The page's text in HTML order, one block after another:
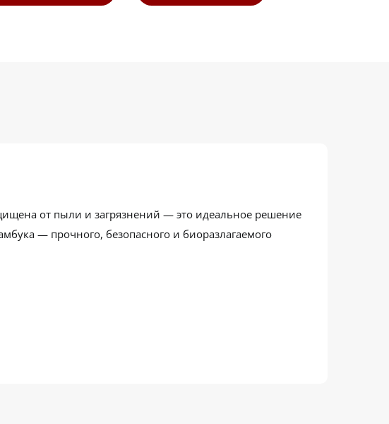
от пыли и загрязнений — это идеальное решение
— прочного, безопасного и биоразлагаемого